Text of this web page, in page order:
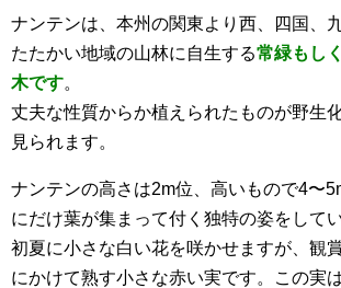
ナンテンは、本州の関東より西、四国、
たたかい地域の山林に自生する常緑もし
木です。
丈夫な性質からか植えられたものが野生
見られます。
ナンテンの高さは2m位、高いもので4〜
にだけ葉が集まって付く独特の姿をしてい
初夏に小さな白い花を咲かせますが、観
にかけて熟す小さな赤い実です。この実